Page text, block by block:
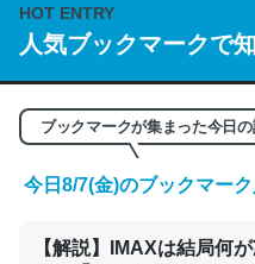
https://
/064121
─GPTの仕組みと限界について
くらい。小説でいう「ずっ
HOT ENTRY
人気ブックマークで
ブックマークが集まった今日の
今日8/7(金)のブックマー
【解説】IMAXは結局何